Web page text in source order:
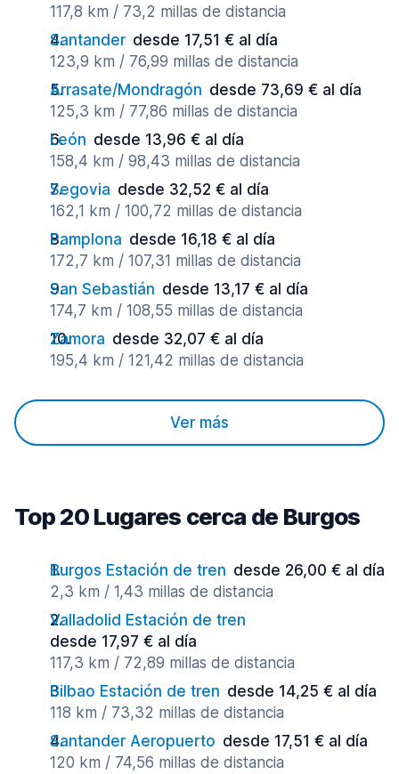
117,8 km / 73,2 millas de distancia
Santander desde 17,51 € al día
123,9 km / 76,99 millas de distancia
Arrasate/Mondragón desde 73,69 € al día
125,3 km / 77,86 millas de distancia
León desde 13,96 € al día
158,4 km / 98,43 millas de distancia
Segovia desde 32,52 € al día
162,1 km / 100,72 millas de distancia
Pamplona desde 16,18 € al día
172,7 km / 107,31 millas de distancia
San Sebastián desde 13,17 € al día
174,7 km / 108,55 millas de distancia
Zamora desde 32,07 € al día
195,4 km / 121,42 millas de distancia
Ver más
Top 20 Lugares cerca de Burgos
Burgos Estación de tren desde 26,00 € al día
2,3 km / 1,43 millas de distancia
Valladolid Estación de tren
desde 17,97 € al día
117,3 km / 72,89 millas de distancia
Bilbao Estación de tren desde 14,25 € al día
118 km / 73,32 millas de distancia
Santander Aeropuerto desde 17,51 € al día
120 km / 74,56 millas de distancia